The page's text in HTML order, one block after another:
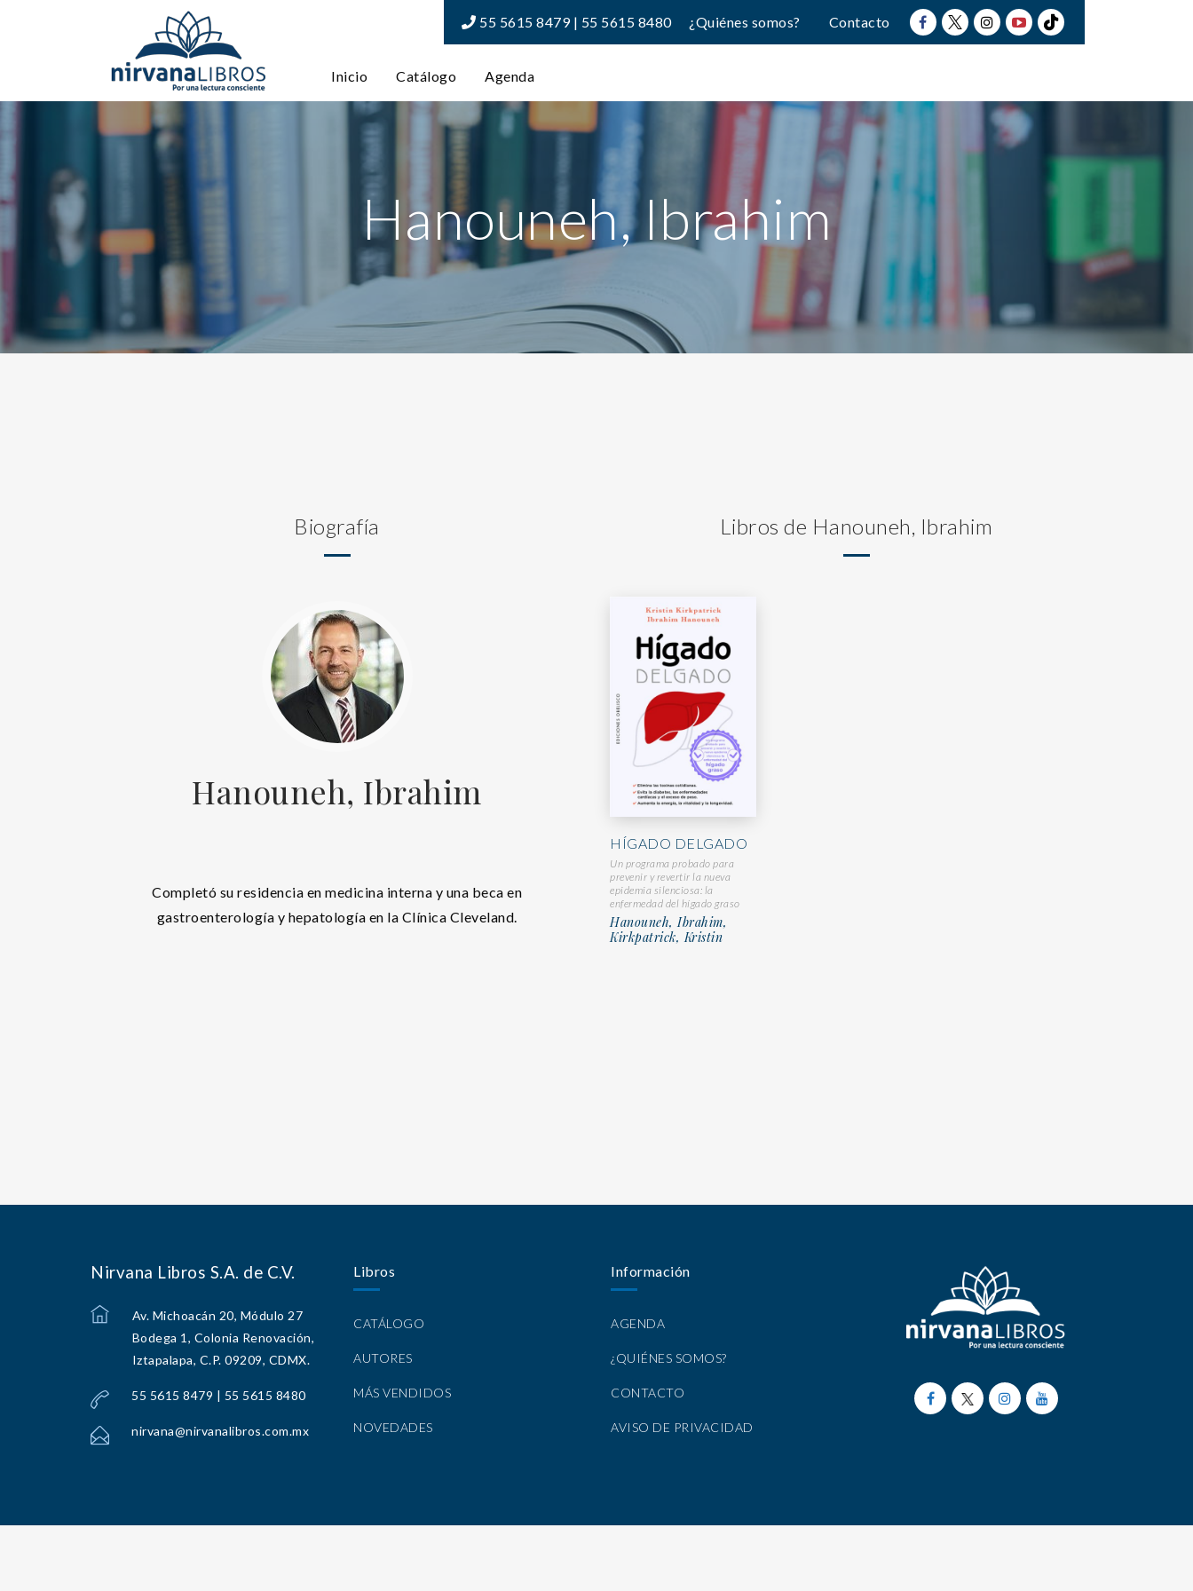
55 5615 8479 | 55 5615 8480 ¿Quiénes somos? Contacto
Inicio Catálogo Agenda
Hanouneh, Ibrahim
Biografía
Hanouneh, Ibrahim
Completó su residencia en medicina interna y una beca en
gastroenterología y hepatología en la Clínica Cleveland.
Libros de Hanouneh, Ibrahim
HÍGADO DELGADO
Un programa probado para
prevenir y revertir la nueva
epidemia silenciosa: la
enfermedad del hígado graso
Hanouneh, Ibrahim,
Kirkpatrick, Kristin
Nirvana Libros S.A. de C.V.
Av. Michoacán 20, Módulo 27
Bodega 1, Colonia Renovación,
Iztapalapa, C.P. 09209, CDMX.
55 5615 8479 | 55 5615 8480
nirvana@nirvanalibros.com.mx
Libros
CATÁLOGO
AUTORES
MÁS VENDIDOS
NOVEDADES
Información
AGENDA
¿QUIÉNES SOMOS?
CONTACTO
AVISO DE PRIVACIDAD